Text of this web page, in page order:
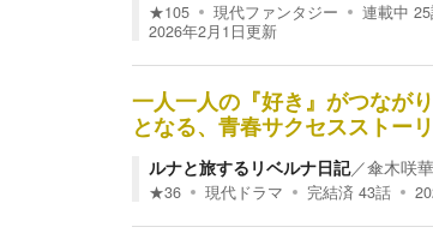
★105 現代ファンタジー 連載中 25
2026年2月1日更新
一人一人の『好き』がつなが
となる、青春サクセスストー
ルナと旅するリベルナ日記／傘木咲華
★36 現代ドラマ 完結済 43話